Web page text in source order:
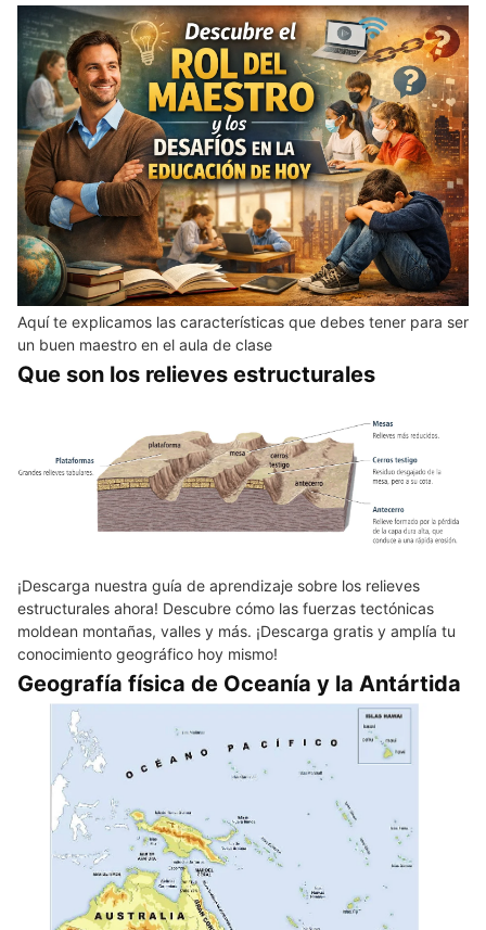
Aquí te explicamos las características que debes tener para ser
un buen maestro en el aula de clase
Que son los relieves estructurales
¡Descarga nuestra guía de aprendizaje sobre los relieves
estructurales ahora! Descubre cómo las fuerzas tectónicas
moldean montañas, valles y más. ¡Descarga gratis y amplía tu
conocimiento geográfico hoy mismo!
Geografía física de Oceanía y la Antártida